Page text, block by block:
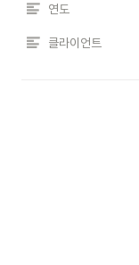
연도
클라이언트